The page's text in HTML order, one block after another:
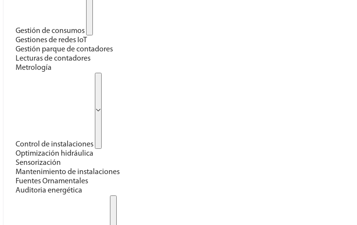
Gestión de consumos
Gestiones de redes IoT
Gestión parque de contadores
Lecturas de contadores
Metrología
Control de instalaciones
Optimización hidráulica
Sensorización
Mantenimiento de instalaciones
Fuentes Ornamentales
Auditoria energética